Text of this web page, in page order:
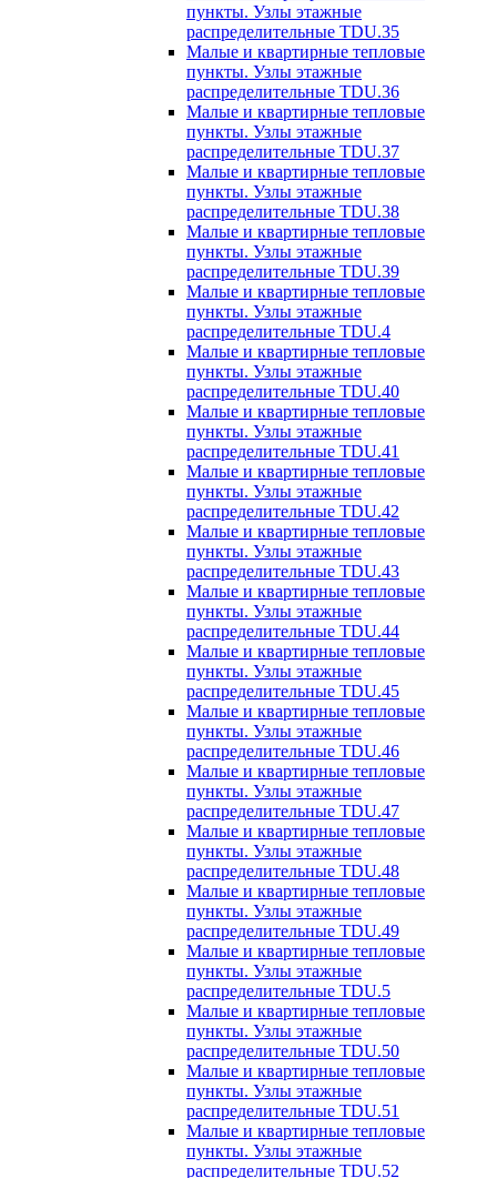
пункты. Узлы этажные
распределительные TDU.35
Малые и квартирные тепловые
пункты. Узлы этажные
распределительные TDU.36
Малые и квартирные тепловые
пункты. Узлы этажные
распределительные TDU.37
Малые и квартирные тепловые
пункты. Узлы этажные
распределительные TDU.38
Малые и квартирные тепловые
пункты. Узлы этажные
распределительные TDU.39
Малые и квартирные тепловые
пункты. Узлы этажные
распределительные TDU.4
Малые и квартирные тепловые
пункты. Узлы этажные
распределительные TDU.40
Малые и квартирные тепловые
пункты. Узлы этажные
распределительные TDU.41
Малые и квартирные тепловые
пункты. Узлы этажные
распределительные TDU.42
Малые и квартирные тепловые
пункты. Узлы этажные
распределительные TDU.43
Малые и квартирные тепловые
пункты. Узлы этажные
распределительные TDU.44
Малые и квартирные тепловые
пункты. Узлы этажные
распределительные TDU.45
Малые и квартирные тепловые
пункты. Узлы этажные
распределительные TDU.46
Малые и квартирные тепловые
пункты. Узлы этажные
распределительные TDU.47
Малые и квартирные тепловые
пункты. Узлы этажные
распределительные TDU.48
Малые и квартирные тепловые
пункты. Узлы этажные
распределительные TDU.49
Малые и квартирные тепловые
пункты. Узлы этажные
распределительные TDU.5
Малые и квартирные тепловые
пункты. Узлы этажные
распределительные TDU.50
Малые и квартирные тепловые
пункты. Узлы этажные
распределительные TDU.51
Малые и квартирные тепловые
пункты. Узлы этажные
распределительные TDU.52